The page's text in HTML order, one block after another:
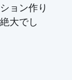
ョン作り
大でし